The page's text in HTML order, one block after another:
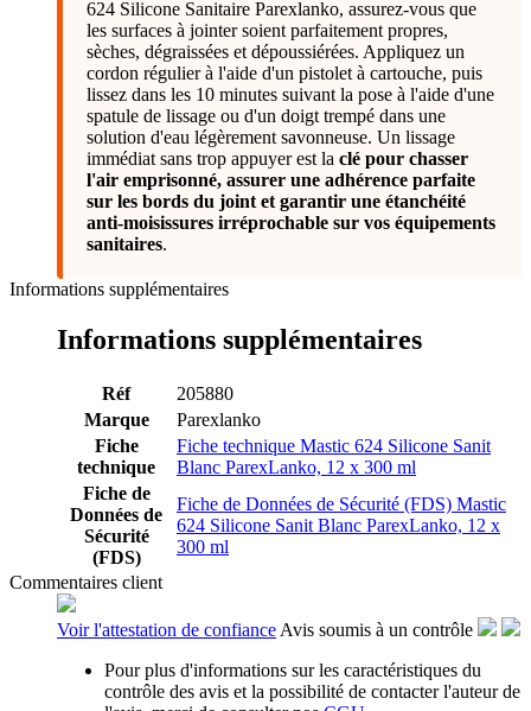
624 Silicone Sanitaire Parexlanko, assurez-vous que
les surfaces à jointer soient parfaitement propres,
sèches, dégraissées et dépoussiérées. Appliquez un
cordon régulier à l'aide d'un pistolet à cartouche, puis
lissez dans les 10 minutes suivant la pose à l'aide d'une
spatule de lissage ou d'un doigt trempé dans une
solution d'eau légèrement savonneuse. Un lissage
immédiat sans trop appuyer est la clé pour chasser
l'air emprisonné, assurer une adhérence parfaite
sur les bords du joint et garantir une étanchéité
anti-moisissures irréprochable sur vos équipements
sanitaires.
Informations supplémentaires
Informations supplémentaires
Réf
205880
Marque
Parexlanko
Fiche
technique
Fiche technique Mastic 624 Silicone Sanit
Blanc ParexLanko, 12 x 300 ml
Fiche de
Données de
Sécurité
(FDS)
Fiche de Données de Sécurité (FDS) Mastic
624 Silicone Sanit Blanc ParexLanko, 12 x
300 ml
Commentaires client
Voir l'attestation de confiance Avis soumis à un contrôle
Pour plus d'informations sur les caractéristiques du
contrôle des avis et la possibilité de contacter l'auteur de